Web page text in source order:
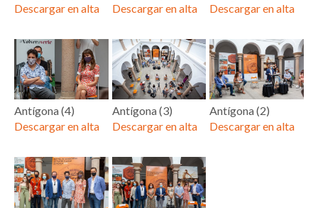
Descargar en alta
Descargar en alta
Descargar en alta
Antígona (4)
Descargar en alta
Antígona (3)
Descargar en alta
Antígona (2)
Descargar en alta